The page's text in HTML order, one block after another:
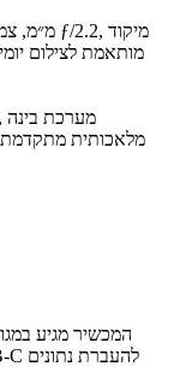
מלאכותית מתקדמת
המכשיר מגיע